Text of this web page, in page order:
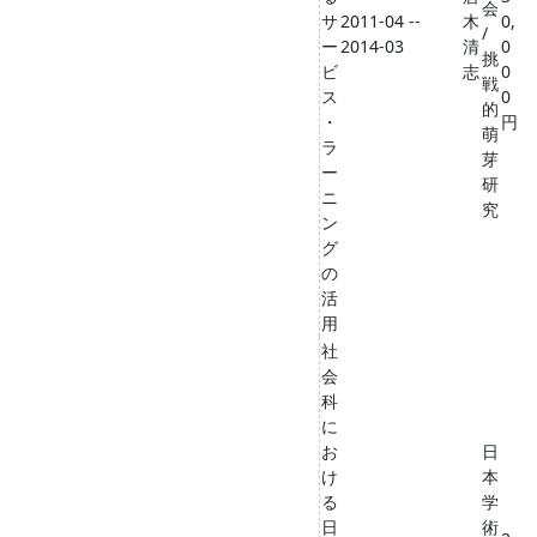
サ
ー
ビ
ス
・
ラ
ー
ニ
ン
グ
の
活
用
2011-04 --
2014-03
木
清
志
会
/
挑
戦
的
萌
芽
研
究
0,
0
0
0
円
社
会
科
に
お
け
る
日
日
本
学
術